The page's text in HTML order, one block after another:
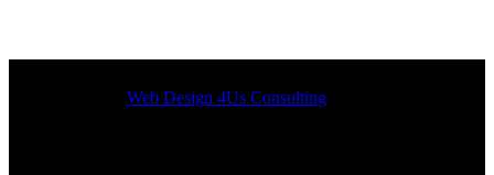
Designed byWeb Design 4Us Consulting